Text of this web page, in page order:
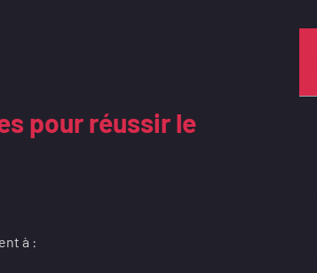
pour réussir le
à :